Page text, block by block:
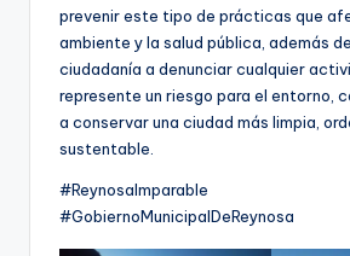
prevenir este tipo de prácticas que
ambiente y la salud pública, además
ciudadanía a denunciar cualquier
represente un riesgo para el entorno,
a conservar una ciudad más limpia,
sustentable.
#ReynosaImparable
#GobiernoMunicipalDeReynosa